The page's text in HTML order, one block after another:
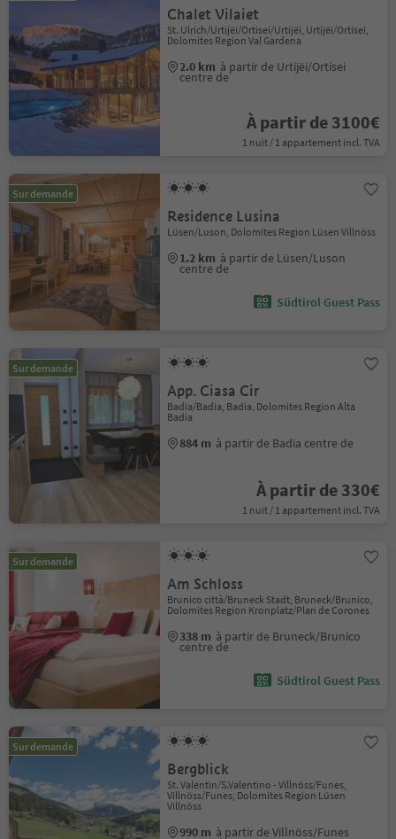
Chalet Vilaiet
St. Ulrich/Urtijëi/Ortisei/Urtijëi, Urtijëi/Ortisei,
Dolomites Region Val Gardena
2.0 km à partir de Urtijëi/Ortisei
centre de
À partir de 3100€
1 nuit / 1 appartement incl. TVA
Sur demande
Residence Lusina
Lüsen/Luson, Dolomites Region Lüsen Villnöss
1.2 km à partir de Lüsen/Luson
centre de
Südtirol Guest Pass
Sur demande
App. Ciasa Cir
Badia/Badia, Badia, Dolomites Region Alta
Badia
884 m à partir de Badia centre de
À partir de 330€
1 nuit / 1 appartement incl. TVA
Sur demande
Am Schloss
Brunico città/Bruneck Stadt, Bruneck/Brunico,
Dolomites Region Kronplatz/Plan de Corones
338 m à partir de Bruneck/Brunico
centre de
Südtirol Guest Pass
Sur demande
Bergblick
St. Valentin/S.Valentino - Villnöss/Funes,
Villnöss/Funes, Dolomites Region Lüsen
Villnöss
990 m à partir de Villnöss/Funes